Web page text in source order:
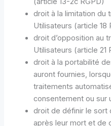
droit à la limitation du
Utilisateurs (article 18
droit d’opposition au
Utilisateurs (article 21
droit à la portabilité
auront fournies,
traitements
consentement ou sur
droit de définir le sort
après leur mort et de